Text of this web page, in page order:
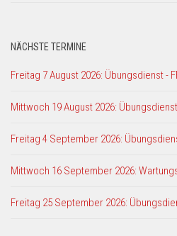
NÄCHSTE TERMINE
Freitag 7 August 2026: Übungsdienst -
Mittwoch 19 August 2026:
Freitag 4 September 2026:
Mittwoch 16 September 2026:
Freitag 25 September 2026: